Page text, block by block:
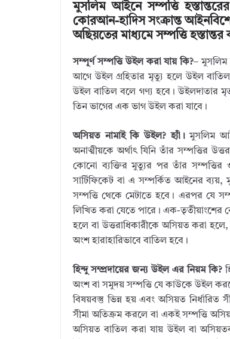
মুসলিম আইনে সম্পত্তি
কোরআন-হাদিস সংক্রান্ত
অছিয়তের মাধ্যমে সম্পত্তি
সম্পূর্ণ সম্পত্তি উইল করা যায় কি?– মুসলিম
আগে উইল গ্রহিতার মৃত্যু হলে উইল
উইল বাতিল বলে গণ্য হবে। উইলদাতার
তিন ভাগের এক ভাগ উইল করা যাবে।
অসিয়ত নামাই কি উইল? হ্যাঁ।
মুসলিম
অনাত্মীয়কে অর্থাৎ যিনি তাঁর সম্পত্তির
কোনো ব্যক্তির মুত্যুর পর তাঁর
সার্টিফিকেট বা এ সম্পর্কিত আইনের
সম্পত্তি থেকে মেটাতে হবে। এরপর যে
লিখিত করা যেতে পারে। এক-তৃতীয়াংশের
হলে বা উত্তরাধিকারীকে অসিয়ত করা
অংশ হারাহারিভাবে বাতিল হবে।
হিন্দু সম্প্রদায়ের জন্য উইল এর নিয়ম কি?
অংশ বা সমুদয় সম্পত্তি যে কাউকে উইল
বিষয়বস্তু ভিন্ন হয় এবং অসিয়ত
সীমা অতিক্রম করলে বা একই সম্পত্তি
অসিয়ত বাতিল করা যায় উইল বা